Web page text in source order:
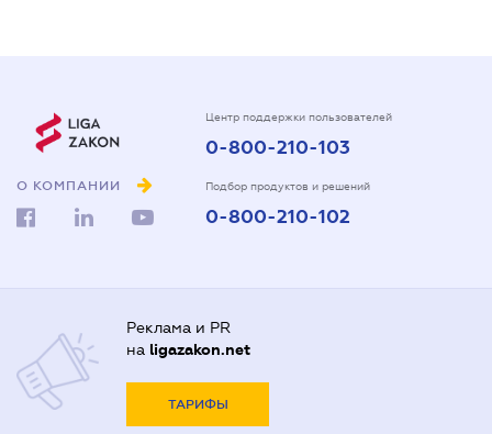
О КОМПАНИИ
Центр поддержки пользователей
0-800-210-103
Подбор продуктов и решений
0-800-210-102
Реклама и PR
на ligazakon.net
ТАРИФЫ